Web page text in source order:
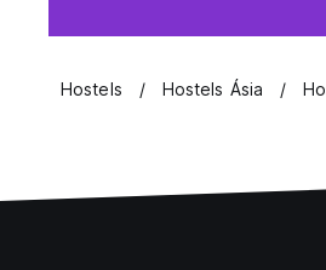
Hostels Hostels Ásia